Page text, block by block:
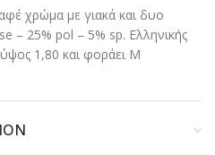
χρώμα με γιακά και δυο
– 25% pol – 5% sp. Ελληνικής
1,80 και φοράει M